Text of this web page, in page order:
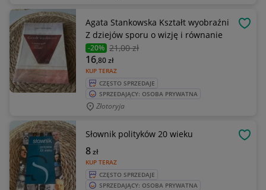
Agata Stankowska Kształt wyobraźni
Z dziejów sporu o wizję i równanie
-20% 21,00 zł
KUP TERAZ
16,80zł
CZĘSTO SPRZEDAJE
SPRZEDAJĄCY: OSOBA PRYWATNA
Złotoryja
Słownik polityków 20 wieku
KUP TERAZ
8zł
CZĘSTO SPRZEDAJE
SPRZEDAJĄCY: OSOBA PRYWATNA